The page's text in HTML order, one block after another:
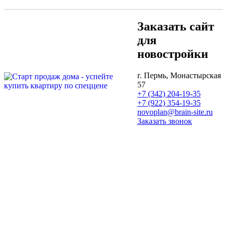
Заказать сайт
для
новостройки
г. Пермь, Монастырская
57
+7 (342) 204-19-35
+7 (922) 354-19-35
novoplan@brain-site.ru
Заказать звонок